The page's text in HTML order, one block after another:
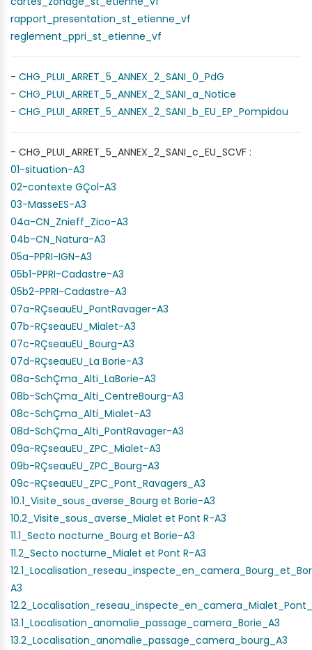
rapport_presentation_st_etienne_vf
reglement_ppri_st_etienne_vf
- CHG_PLUI_ARRET_5_ANNEX_2_SANI_0_PdG
- CHG_PLUI_ARRET_5_ANNEX_2_SANI_a_Notice
- CHG_PLUI_ARRET_5_ANNEX_2_SANI_b_EU_EP_Pompidou
- CHG_PLUI_ARRET_5_ANNEX_2_SANI_c_EU_SCVF :
01-situation-A3
02-contexte GÇol-A3
03-MasseES-A3
04a-CN_Znieff_Zico-A3
04b-CN_Natura-A3
05a-PPRI-IGN-A3
05b1-PPRI-Cadastre-A3
05b2-PPRI-Cadastre-A3
07a-RÇseauEU_PontRavager-A3
07b-RÇseauEU_Mialet-A3
07c-RÇseauEU_Bourg-A3
07d-RÇseauEU_La Borie-A3
08a-SchÇma_Alti_LaBorie-A3
08b-SchÇma_Alti_CentreBourg-A3
08c-SchÇma_Alti_Mialet-A3
08d-SchÇma_Alti_PontRavager-A3
09a-RÇseauEU_ZPC_Mialet-A3
09b-RÇseauEU_ZPC_Bourg-A3
09c-RÇseauEU_ZPC_Pont_Ravagers_A3
10.1_Visite_sous_averse_Bourg et Borie-A3
10.2_Visite_sous_averse_Mialet et Pont R-A3
11.1_Secto nocturne_Bourg et Borie-A3
11.2_Secto nocturne_Mialet et Pont R-A3
A3
13.1_Localisation_anomalie_passage_camera_Borie_A3
13.2_Localisation_anomalie_passage_camera_bourg_A3